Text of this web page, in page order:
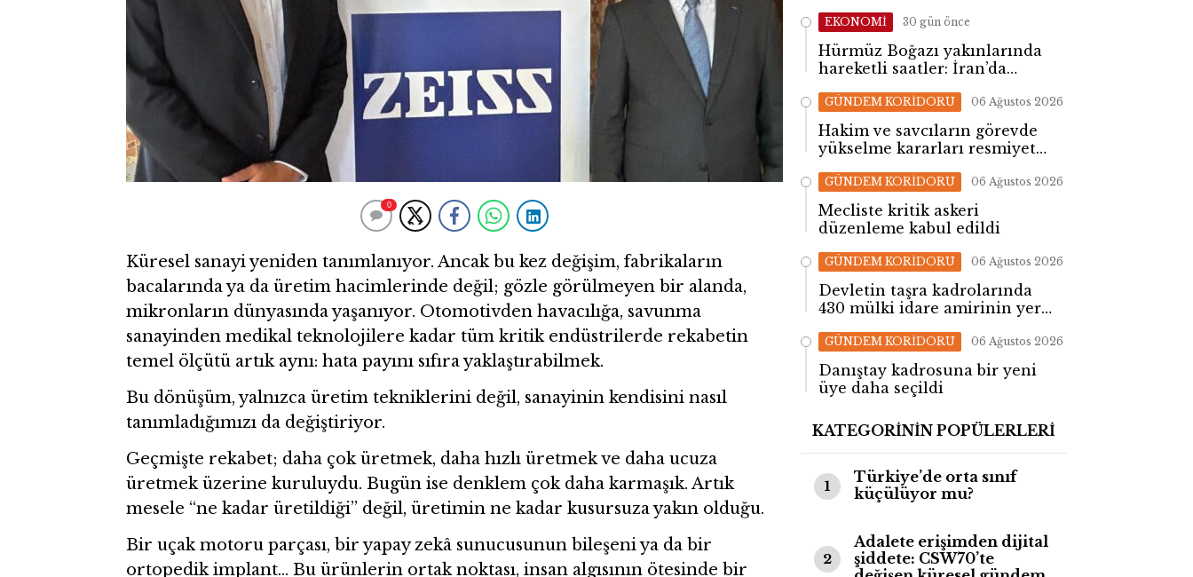
0
Küresel sanayi yeniden tanımlanıyor. Ancak bu kez değişim, fabrikaların
bacalarında ya da üretim hacimlerinde değil; gözle görülmeyen bir alanda,
mikronların dünyasında yaşanıyor. Otomotivden havacılığa, savunma
sanayinden medikal teknolojilere kadar tüm kritik endüstrilerde rekabetin
temel ölçütü artık aynı: hata payını sıfıra yaklaştırabilmek.
Bu dönüşüm, yalnızca üretim tekniklerini değil, sanayinin kendisini nasıl
tanımladığımızı da değiştiriyor.
Geçmişte rekabet; daha çok üretmek, daha hızlı üretmek ve daha ucuza
üretmek üzerine kuruluydu. Bugün ise denklem çok daha karmaşık. Artık
mesele “ne kadar üretildiği” değil, üretimin ne kadar kusursuza yakın olduğu.
Bir uçak motoru parçası, bir yapay zekâ sunucusunun bileşeni ya da bir
ortopedik implant… Bu ürünlerin ortak noktası, insan algısının ötesinde bir
EKONOMİ 30 gün önce
Hürmüz Boğazı yakınlarında
hareketli saatler: İran’da
GÜNDEM KORİDORU 06 Ağustos 2026
Hakim ve savcıların görevde
yükselme kararları resmiyet
GÜNDEM KORİDORU 06 Ağustos 2026
Mecliste kritik askeri
düzenleme kabul edildi
GÜNDEM KORİDORU 06 Ağustos 2026
Devletin taşra kadrolarında
430 mülki idare amirinin yeri
GÜNDEM KORİDORU 06 Ağustos 2026
Danıştay kadrosuna bir yeni
üye daha seçildi
KATEGORİNİN POPÜLERLERİ
1
Türkiye’de orta sınıf
küçülüyor mu?
2
Adalete erişimden dijital
şiddete: CSW70’te